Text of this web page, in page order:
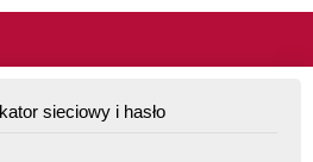
sieciowy i hasło